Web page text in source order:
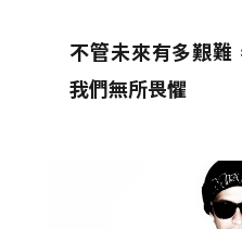
不管未來有多艱
我們無所畏懼